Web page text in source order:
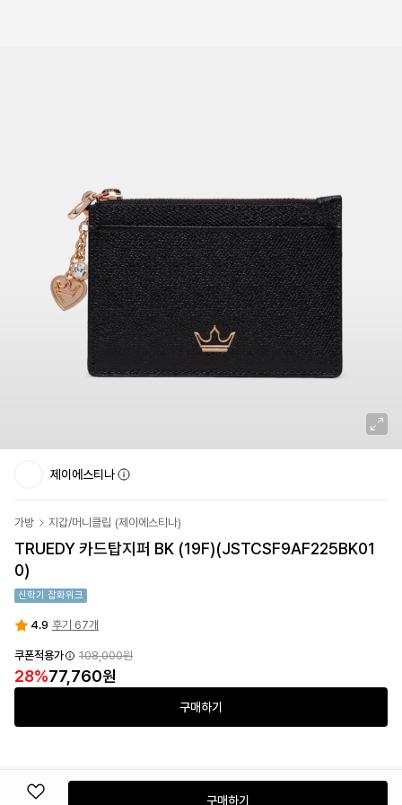
제이에스티나
가방 지갑/머니클립 (제이에스티나)
TRUEDY 카드탑지퍼 BK (19F)(JSTCSF9AF225BK01
0)
신학기 잡화위크
4.9 후기 67개
쿠폰적용가 108,000원
28%77,760원
구매하기
구매하기